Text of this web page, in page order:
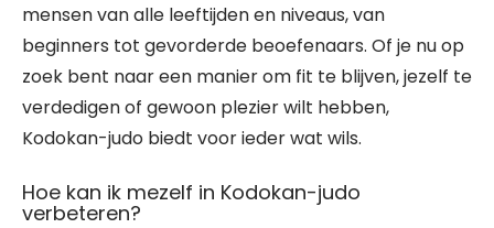
mensen van alle leeftijden en niveaus, van
beginners tot gevorderde beoefenaars. Of je nu op
zoek bent naar een manier om fit te blijven, jezelf te
verdedigen of gewoon plezier wilt hebben,
Kodokan-judo biedt voor ieder wat wils.
Hoe kan ik mezelf in Kodokan-judo
verbeteren?